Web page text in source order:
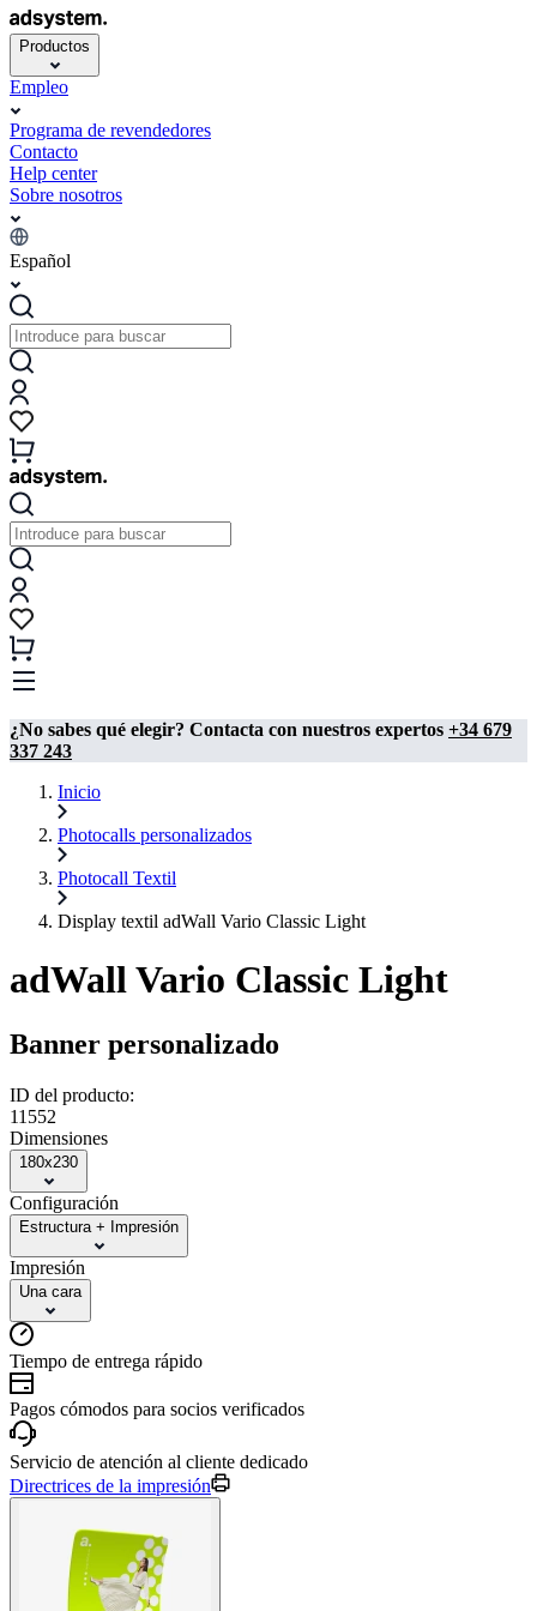
Productos
Empleo
Programa de revendedores
Contacto
Help center
Sobre nosotros
Español
¿No sabes qué elegir? Contacta con nuestros expertos +34 679
337 243
Inicio
Photocalls personalizados
Photocall Textil
Display textil adWall Vario Classic Light
adWall Vario Classic Light
Banner personalizado
ID del producto:
11552
Dimensiones
180x230
Configuración
Estructura + Impresión
Impresión
Una cara
Tiempo de entrega rápido
Pagos cómodos para socios verificados
Servicio de atención al cliente dedicado
Directrices de la impresión